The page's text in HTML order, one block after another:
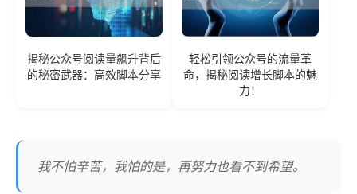
揭秘公众号阅读量飙升背后
的秘密武器：高效脚本分享
轻松引领公众号的流量革
命，揭秘阅读增长脚本的魅
力！
我不怕辛苦，我怕的是，再努力也看不到希望。